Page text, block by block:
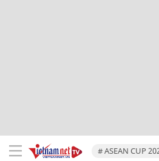
# ASEAN CUP